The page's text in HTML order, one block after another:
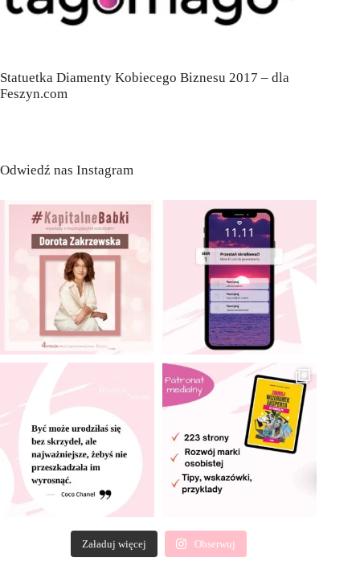
Statuetka Diamenty Kobiecego Biznesu 2017 – dla
Feszyn.com
Odwiedź nas Instagram
Załaduj więcej Obserwuj